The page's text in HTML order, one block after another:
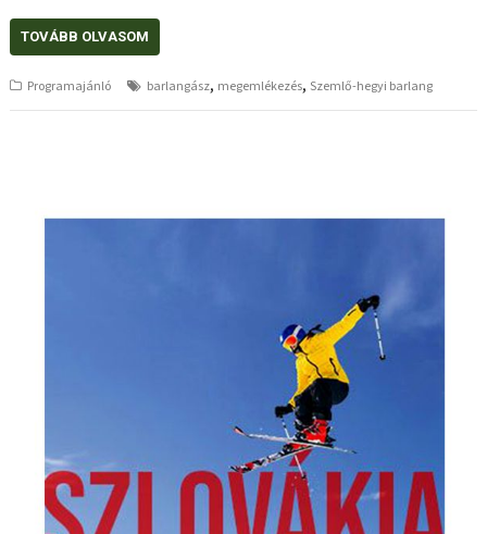
TOVÁBB OLVASOM
Programajánló barlangász, megemlékezés, Szemlő-hegyi barlang